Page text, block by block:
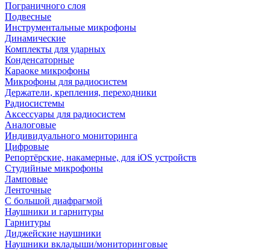
Пограничного слоя
Подвесные
Инструментальные микрофоны
Динамические
Комплекты для ударных
Конденсаторные
Караоке микрофоны
Микрофоны для радиосистем
Держатели, крепления, переходники
Радиосистемы
Аксессуары для радиосистем
Аналоговые
Индивидуального мониторинга
Цифровые
Репортёрские, накамерные, для iOS устройств
Студийные микрофоны
Ламповые
Ленточные
С большой диафрагмой
Наушники и гарнитуры
Гарнитуры
Диджейские наушники
Наушники вкладыши/мониторинговые